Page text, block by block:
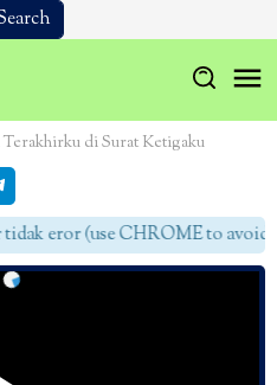
Terakhirku di Surat Ketigaku
eror (use CHROME to avoid